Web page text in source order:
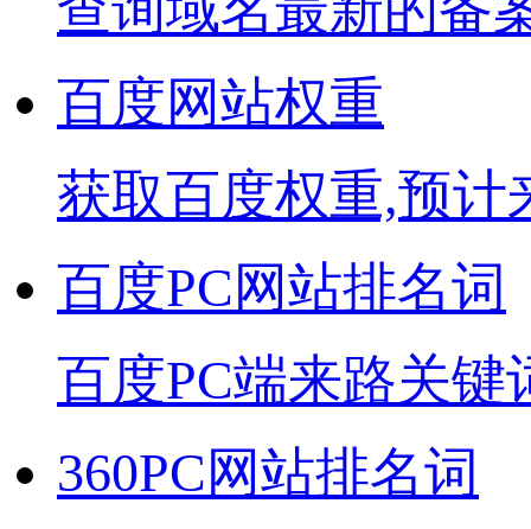
百度网站权重
获取百度权重,预计
百度PC网站排名词
百度PC端来路关键
360PC网站排名词